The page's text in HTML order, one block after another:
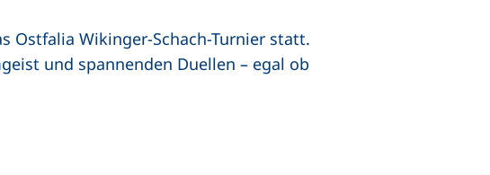
Ostfalia Wikinger-Schach-Turnier statt.
und spannenden Duellen – egal ob